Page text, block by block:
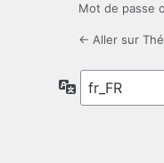
Mot de passe
← Aller sur
Langue